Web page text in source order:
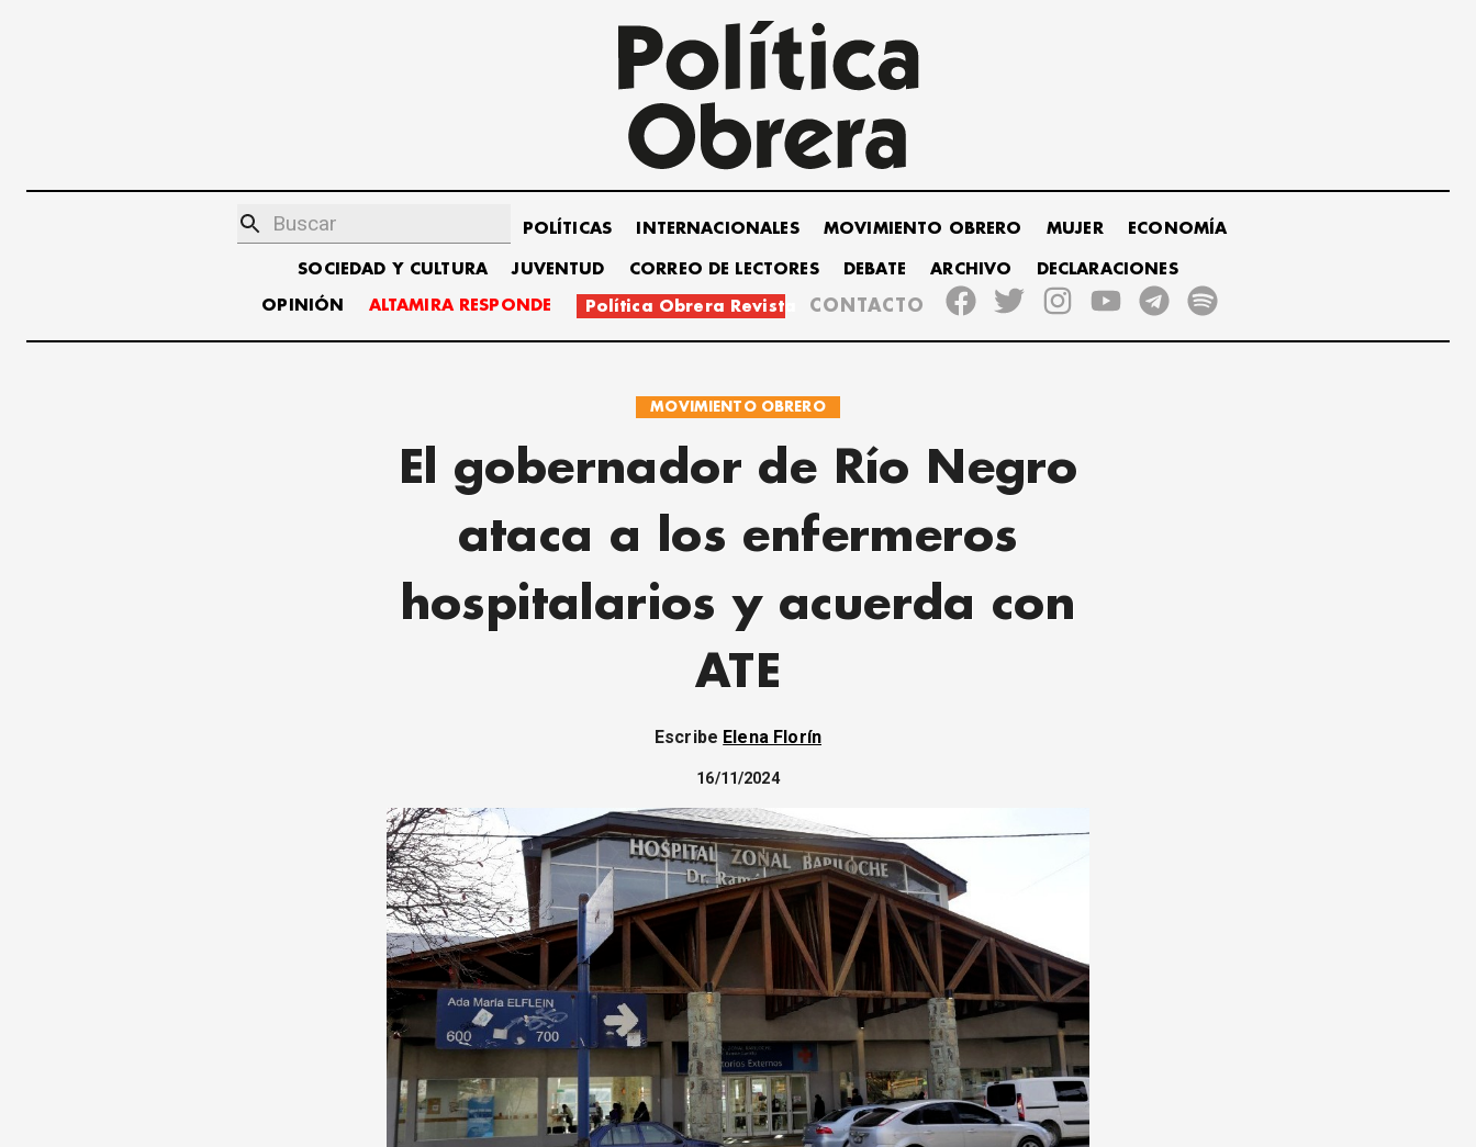
POLÍTICAS INTERNACIONALES MOVIMIENTO OBRERO MUJER ECONOMÍA
SOCIEDAD Y CULTURA JUVENTUD CORREO DE LECTORES DEBATE ARCHIVO DECLARACIONES
OPINIÓN ALTAMIRA RESPONDE Política Obrera Revista CONTACTO
MOVIMIENTO OBRERO
El gobernador de Río Negro
ataca a los enfermeros
hospitalarios y acuerda con
ATE
Escribe Elena Florín
16/11/2024